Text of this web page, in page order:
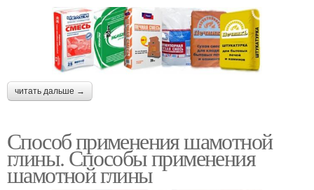
читать дальше →
Способ применения шамотной
глины. Способы применения
шамотной глины